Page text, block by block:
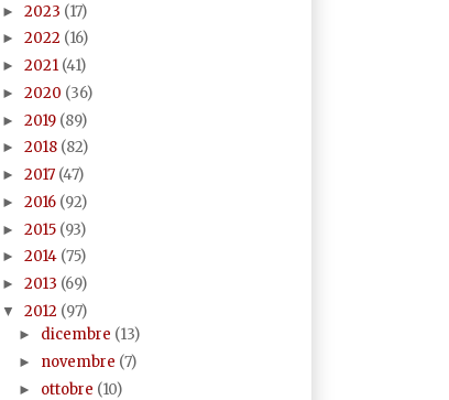
► 2023 (17)
► 2022 (16)
► 2021 (41)
► 2020 (36)
► 2019 (89)
► 2018 (82)
► 2017 (47)
► 2016 (92)
► 2015 (93)
► 2014 (75)
► 2013 (69)
▼ 2012 (97)
► dicembre (13)
► novembre (7)
► ottobre (10)